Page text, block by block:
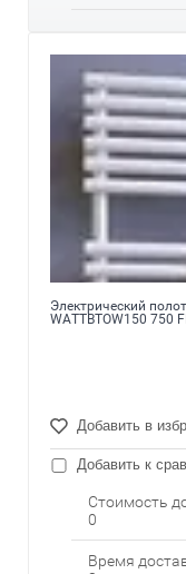
Электрический
WATTBTOW150 750
Добавить в
Добавить к
Стоимость
0
Время